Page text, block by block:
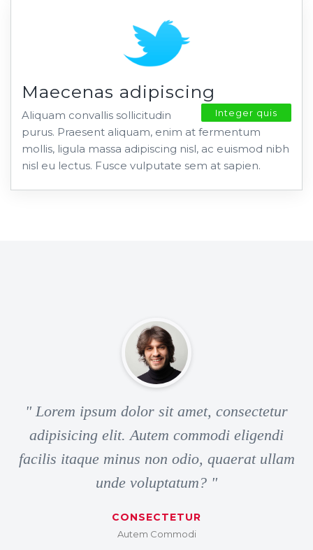
Maecenas adipiscing
Integer quis
Aliquam convallis sollicitudin
purus. Praesent aliquam, enim at fermentum
mollis, ligula massa adipiscing nisl, ac euismod nibh
nisl eu lectus. Fusce vulputate sem at sapien.
" Lorem ipsum dolor sit amet, consectetur
adipisicing elit. Autem commodi eligendi
facilis itaque minus non odio, quaerat ullam
unde voluptatum? "
CONSECTETUR
Autem Commodi